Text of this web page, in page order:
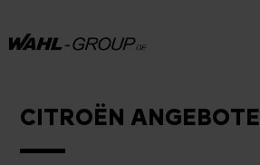
CITROËN ANGEBOTE